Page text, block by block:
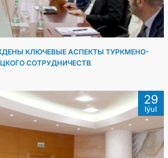
КЛЮЧЕВЫЕ АСПЕКТЫ ТУРКМЕНО-
СОТРУДНИЧЕСТВ
29
Iýul